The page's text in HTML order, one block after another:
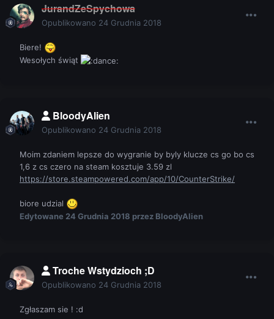
JurandZeSpychowa
Opublikowano 24 Grudnia 2018
Biere!
Wesołych świąt
BloodyAlien
Opublikowano 24 Grudnia 2018
Moim zdaniem lepsze do wygranie by byly klucze cs go bo cs
1,6 z cs czero na steam kosztuje 3.59 zl
https://store.steampowered.com/app/10/CounterStrike/
biore udzial
Edytowane 24 Grudnia 2018 przez BloodyAlien
Troche Wstydzioch ;D
Opublikowano 24 Grudnia 2018
Zgłaszam sie ! :d